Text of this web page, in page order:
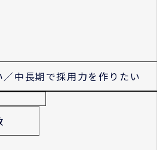
中長期で採用力を作りたい